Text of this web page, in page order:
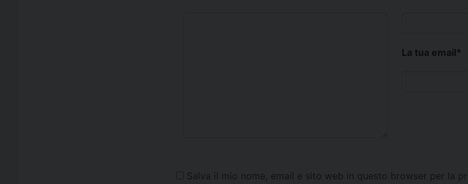
La tua email*
Salva il mio nome, email e sito web in questo browser per la